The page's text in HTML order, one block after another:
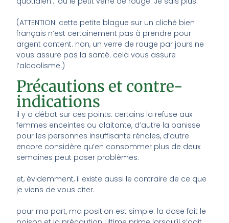
(ATTENTION: cette petite blague sur un cliché bien
français n’est certainement pas à prendre pour
argent content. non, un verre de rouge par jours ne
vous assure pas la santé. cela vous assure
l’alcoolisme.)
Précautions et contre-
indications
il y a débat sur ces points. certains la refuse aux
femmes enceintes ou alaitante, d’autre la banisse
pour les personnes insuffisante rénales, d’autre
encore considère qu’en consommer plus de deux
semaines peut poser problèmes.
et, évidemment, il existe aussi le contraire de ce que
je viens de vous citer.
pour ma part, ma position est simple: la dose fait le